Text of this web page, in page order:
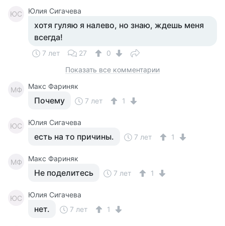
ЮС Юлия Сигачева
хотя гуляю я налево, но знаю, ждешь меня
всегда!
7 лет 27
0
Показать все комментарии
МФ Макс Фариняк
Почему 7 лет 1
ЮС Юлия Сигачева
есть на то причины. 7 лет 1
МФ Макс Фариняк
Не поделитесь 7 лет 1
ЮС Юлия Сигачева
нет. 7 лет 1